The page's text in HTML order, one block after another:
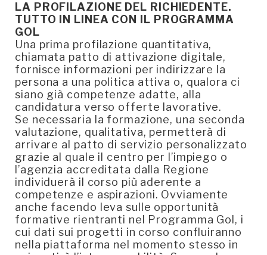
LA PROFILAZIONE DEL RICHIEDENTE.
TUTTO IN LINEA CON IL PROGRAMMA
GOL
Una prima profilazione quantitativa,
chiamata patto di attivazione digitale,
fornisce informazioni per indirizzare la
persona a una politica attiva o, qualora ci
siano già competenze adatte, alla
candidatura verso offerte lavorative.
Se necessaria la formazione, una seconda
valutazione, qualitativa, permetterà di
arrivare al patto di servizio personalizzato
grazie al quale il centro per l’impiego o
l’agenzia accreditata dalla Regione
individuerà il corso più aderente a
competenze e aspirazioni. Ovviamente
anche facendo leva sulle opportunità
formative rientranti nel Programma Gol, i
cui dati sui progetti in corso confluiranno
nella piattaforma nel momento stesso in